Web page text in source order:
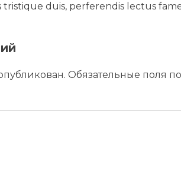
tristique duis, perferendis lectus
Обязательные поля